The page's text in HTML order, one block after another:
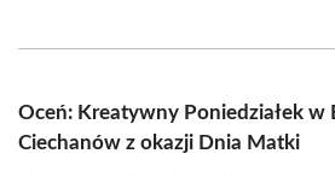
Oceń: Kreatywny Poniedziałek w
Ciechanów z okazji Dnia Matki